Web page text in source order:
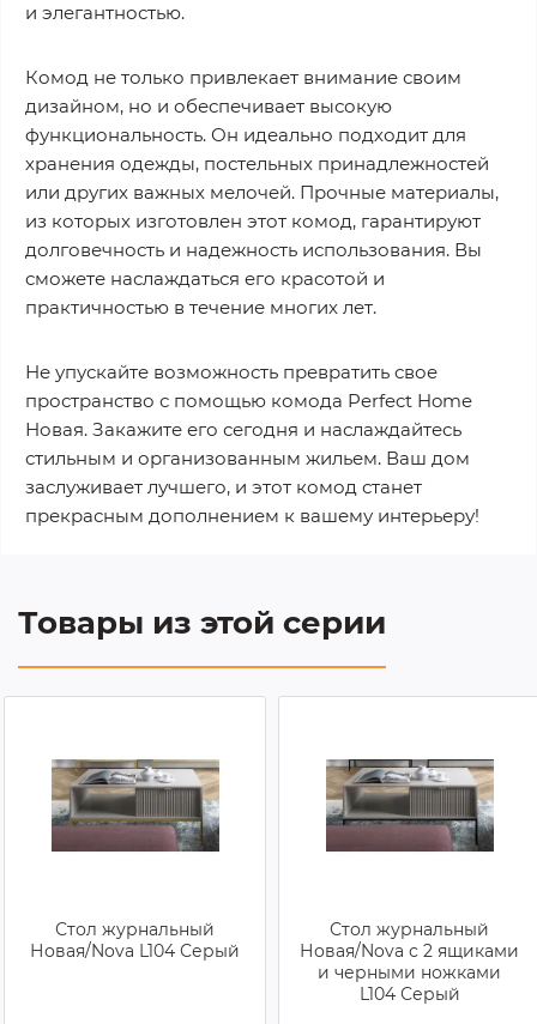
и элегантностью.
Комод не только привлекает внимание своим
дизайном, но и обеспечивает высокую
функциональность. Он идеально подходит для
хранения одежды, постельных принадлежностей
или других важных мелочей. Прочные материалы,
из которых изготовлен этот комод, гарантируют
долговечность и надежность использования. Вы
сможете наслаждаться его красотой и
практичностью в течение многих лет.
Не упускайте возможность превратить свое
пространство с помощью комода Perfect Home
Новая. Закажите его сегодня и наслаждайтесь
стильным и организованным жильем. Ваш дом
заслуживает лучшего, и этот комод станет
прекрасным дополнением к вашему интерьеру!
Товары из этой серии
Стол журнальный
Новая/Nova L104 Серый
Стол журнальный
Новая/Nova с 2 ящиками
и черными ножками
L104 Серый